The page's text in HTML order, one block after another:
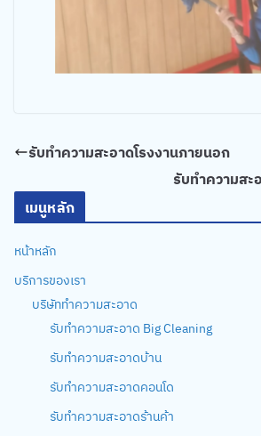
รับทำความสะอาดโรงงานภายนอก
รับทำความสะ
เมนูหลัก
หน้าหลัก
บริการของเรา
บริษัททำความสะอาด
รับทำความสะอาด Big Cleaning
รับทำความสะอาดบ้าน
รับทำความสะอาดคอนโด
รับทำความสะอาดร้านค้า